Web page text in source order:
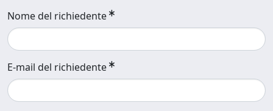
Nome del richiedente
E-mail del richiedente